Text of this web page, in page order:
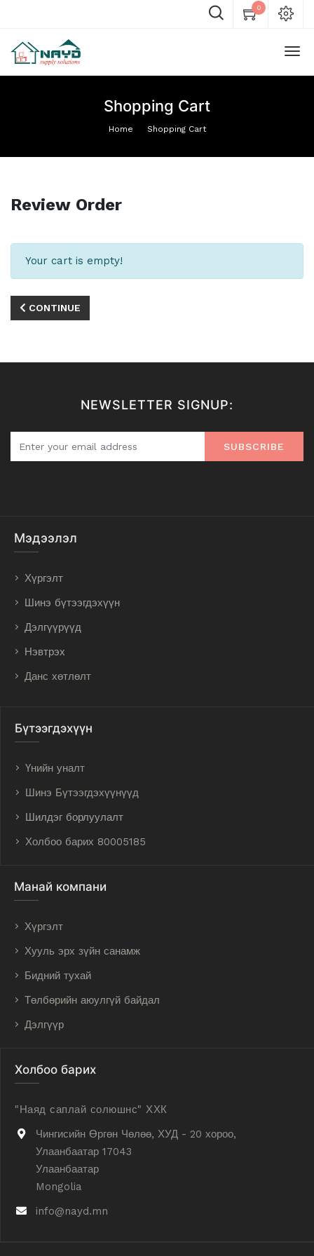
0
Shopping Cart
Home Shopping Cart
Review Order
Your cart is empty!
CONTINUE
NEWSLETTER SIGNUP:
SUBSCRIBE
Мэдээлэл
Хүргэлт
Шинэ бүтээгдэхүүн
Дэлгүүрүүд
Нэвтрэх
Данс хөтлөлт
Бүтээгдэхүүн
Үнийн уналт
Шинэ Бүтээгдэхүүнүүд
Шилдэг борлуулалт
Холбоо барих 80005185
Манай компани
Хүргэлт
Хууль эрх зүйн санамж
Бидний тухай
Төлбөрийн аюулгүй байдал
Дэлгүүр
Холбоо барих
"Наяд саплай солюшнс" ХХК
Чингисийн Өргөн Чөлөө, ХУД - 20 хороо,
Улаанбаатар 17043
Улаанбаатар
Mongolia
info@nayd.mn